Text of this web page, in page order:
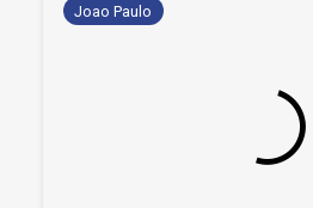
Joao Paulo